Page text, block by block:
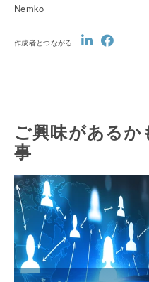
Nemko
作成者とつながる
ご興味がある
事